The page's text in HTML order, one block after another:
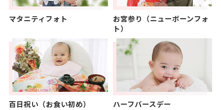
マタニティフォト
お宮参り（ニューボーンフォ
ト）
百日祝い（お食い初め） ハーフバースデー